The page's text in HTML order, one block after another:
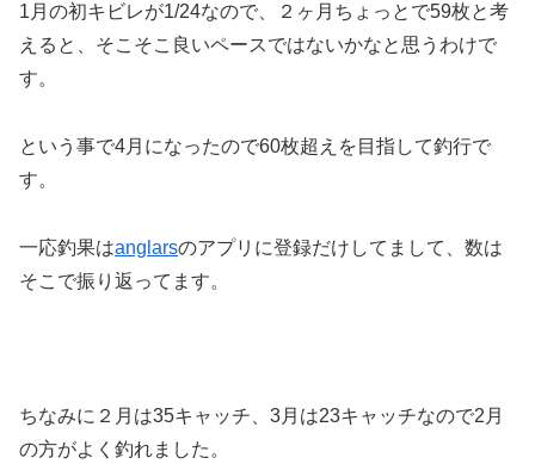
1月の初キビレが1/24なので、２ヶ月ちょっとで59枚と考
えると、そこそこ良いペースではないかなと思うわけで
す。
という事で4月になったので60枚超えを目指して釣行で
す。
一応釣果はanglarsのアプリに登録だけしてまして、数は
そこで振り返ってます。
ちなみに２月は35キャッチ、3月は23キャッチなので2月
の方がよく釣れました。